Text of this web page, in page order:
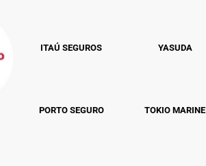
ITAÚ SEGUROS
PORTO SEGURO
YASUDA
TOKIO MARINE